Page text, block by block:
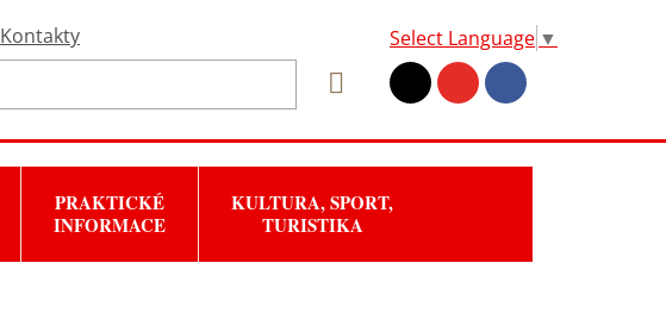
Kontakty Select Language ▼
PRAKTICKÉ
INFORMACE
KULTURA, SPORT,
TURISTIKA